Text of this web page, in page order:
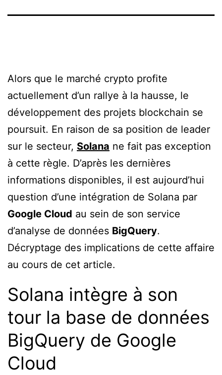
Alors que le marché crypto profite
actuellement d’un rallye à la hausse, le
développement des projets blockchain se
poursuit. En raison de sa position de leader
sur le secteur, Solana ne fait pas exception
à cette règle. D’après les dernières
informations disponibles, il est aujourd’hui
question d’une intégration de Solana par
Google Cloud au sein de son service
d’analyse de données BigQuery.
Décryptage des implications de cette affaire
au cours de cet article.
Solana intègre à son
tour la base de données
BigQuery de Google
Cloud